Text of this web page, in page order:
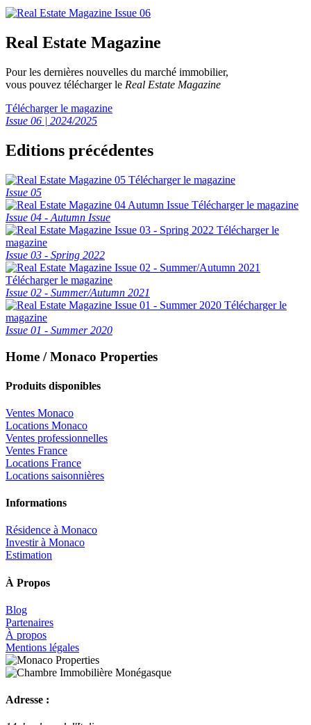
Real Estate Magazine
Pour les dernières nouvelles du marché immobilier,
vous pouvez télécharger le Real Estate Magazine
Télécharger le magazine
Issue 06 | 2024/2025
Editions précédentes
Télécharger le magazine
Issue 05
Télécharger le magazine
Issue 04 - Autumn Issue
Télécharger le
magazine
Issue 03 - Spring 2022
Télécharger le magazine
Issue 02 - Summer/Autumn 2021
Télécharger le
magazine
Issue 01 - Summer 2020
Home / Monaco Properties
Produits disponibles
Ventes Monaco
Locations Monaco
Ventes professionnelles
Ventes France
Locations France
Locations saisonnières
Informations
Résidence à Monaco
Investir à Monaco
Estimation
À Propos
Blog
Partenaires
À propos
Mentions légales
Adresse :